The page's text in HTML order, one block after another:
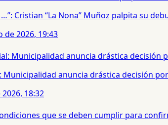
Cristian “La Nona” Muñoz palpita su
de 2026, 19:43
Municipalidad anuncia drástica decisión
18:32